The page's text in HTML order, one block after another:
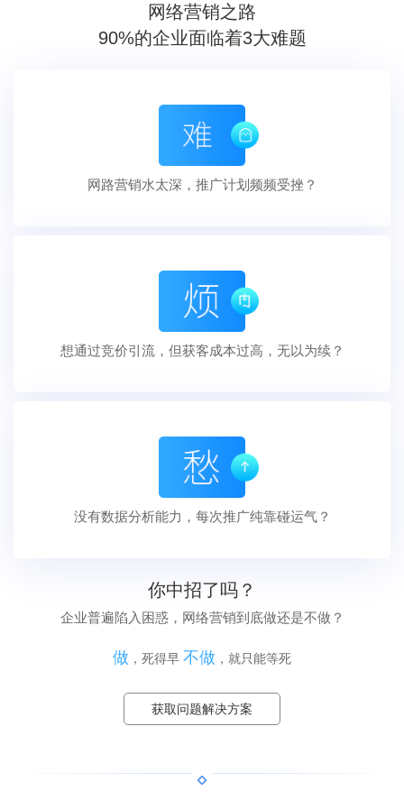
网络营销之路
90%的企业面临着3大难题
网路营销水太深，推广计划频频受挫？
想通过竞价引流，但获客成本过高，无以为续？
没有数据分析能力，每次推广纯靠碰运气？
你中招了吗？
企业普遍陷入困惑，网络营销到底做还是不做？
做 ，死得早 不做 ，就只能等死
获取问题解决方案